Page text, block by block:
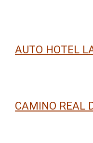
AUTO HOTEL
CAMINO REAL